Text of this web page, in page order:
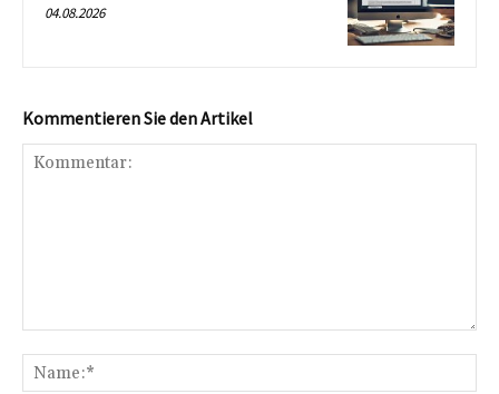
04.08.2026
Kommentieren Sie den Artikel